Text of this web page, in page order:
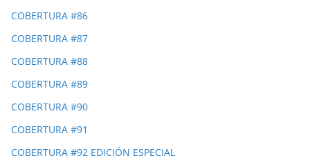
COBERTURA #86
COBERTURA #87
COBERTURA #88
COBERTURA #89
COBERTURA #90
COBERTURA #91
COBERTURA #92 EDICIÓN ESPECIAL